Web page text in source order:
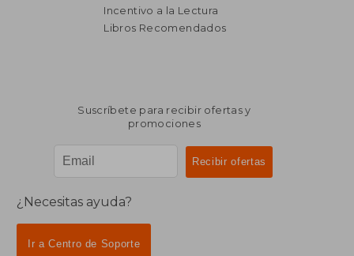
$ 3.968
$ 2.381
Incentivo a la Lectura
Libros Recomendados
Suscríbete para recibir ofertas y
promociones
¿Necesitas ayuda?
Ir a Centro de Soporte